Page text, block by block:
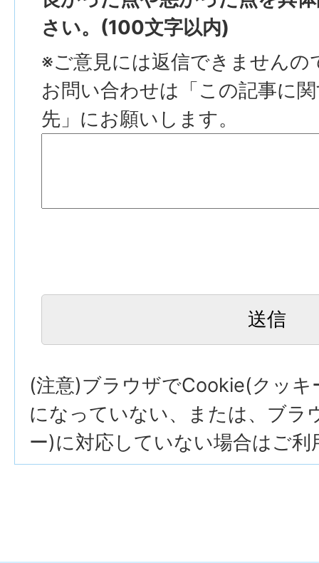
さい。(100文字以内)
※ご意見には返信できませんの
お問い合わせは「この記事に
先」にお願いします。
(注意)ブラウザでCookie(クッキ
になっていない、または、ブラ
ー)に対応していない場合はご利